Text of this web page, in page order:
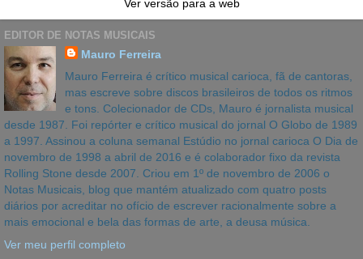
Ver versão para a web
EDITOR DE NOTAS MUSICAIS
Mauro Ferreira
Mauro Ferreira é crítico musical carioca, fã de cantoras,
mas escreve sobre discos brasileiros de todos os ritmos
e tons. Colecionador de CDs, Mauro é jornalista musical
desde 1987. Foi repórter e crítico musical do jornal O Globo de 1989
a 1997. Assinou a coluna semanal Estúdio no jornal carioca O Dia de
novembro de 1998 a abril de 2016 e é colaborador fixo da revista
Rolling Stone desde 2007. Criou em 1º de novembro de 2006 o
Notas Musicais, blog que mantém atualizado com quatro posts
diários por acreditar no ofício de escrever racionalmente sobre a
mais emocional e bela das formas de arte, a deusa música.
Ver meu perfil completo